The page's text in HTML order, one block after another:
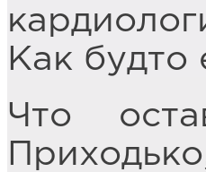
Как будто
Что